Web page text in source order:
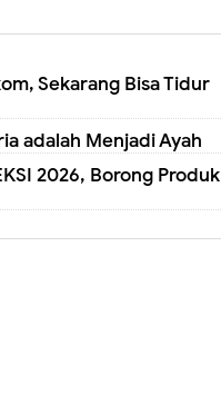
Sekarang Bisa Tidur
adalah Menjadi Ayah
2026, Borong Produk